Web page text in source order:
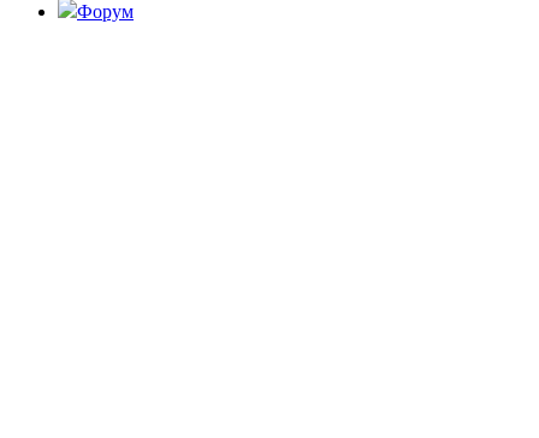
Форум